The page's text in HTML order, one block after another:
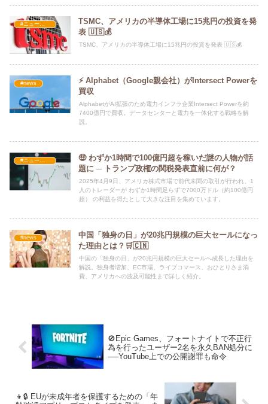
#ニュース・社会・コラム
TSMC、アメリカの半導体工場に15兆円の投資を発
表 🇺🇸💰
TSMC、アメリカの半導体工場に15兆円の投資を発表 🇺🇸💰
#news
⚡ Alphabet（Google親会社）がIntersect Powerを
買収
AlphabetがAI拡張のため電力インフラ企業Intersect Powerを約
7400億円で買収。データセンターと電力を一体化する戦略を解
説。
#ニュース・社会・コラム
🤑 わずか1時間で100億円超を稼いだ謎の人物が話
題に ─ トランプ政権の関税発表直前に何が？
2025年4月9日、アメリカ株式市場で前代未聞の取引が行われ、1
人のトレーダーが わずか1時間足らずで7000万ドル（約100億円
超） の利益を得たとして大きな注目を集めています。
#news
中国「独身の日」が20兆円規模の巨大セールになっ
た理由とは？🛒🇨🇳
中国の「独身の日」が20兆円規模の巨大セールへ成長した理由を
解説。独身者増加、EC市場、ライブコマース、おひとりさま消
費、アメリカへの波及可能性まで詳しく紹介。
🚫Epic Games、フォートナイトで不正行
為を行ったユーザー2名を永久BAN処分に
──YouTube上での公開謝罪も命令
👦🔒 EUが未成年者を保護するための「年